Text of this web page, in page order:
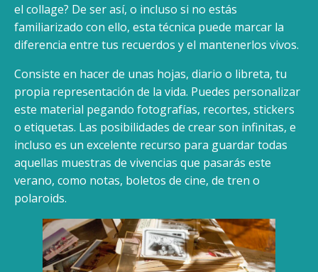
el collage? De ser así, o incluso si no estás
familiarizado con ello, esta técnica puede marcar la
diferencia entre tus recuerdos y el mantenerlos vivos.
Consiste en hacer de unas hojas, diario o libreta, tu
propia representación de la vida. Puedes personalizar
este material pegando fotografías, recortes, stickers
o etiquetas. Las posibilidades de crear son infinitas, e
incluso es un excelente recurso para guardar todas
aquellas muestras de vivencias que pasarás este
verano, como notas, boletos de cine, de tren o
polaroids.